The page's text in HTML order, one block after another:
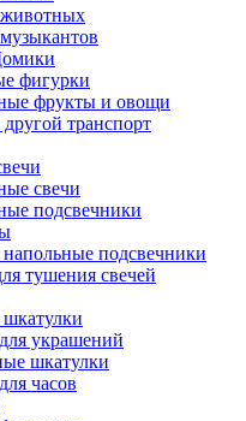
животных
фигурки
фрукты и овощи
транспорт
свечи
подсвечники
подсвечники
тушения свечей
украшений
шкатулки
часов